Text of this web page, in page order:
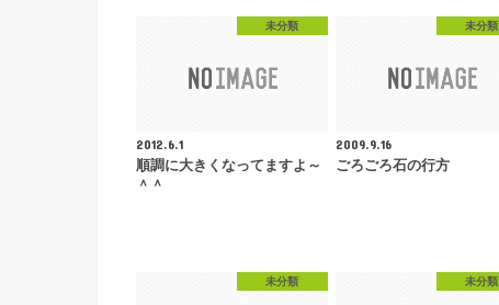
未分類
2012.6.1
順調に大きくなってますよ～
＾＾
未分類
2009.9.16
ごろごろ石の行方
未分類 未分類